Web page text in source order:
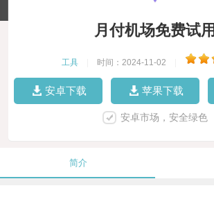
月付机场免费试用
工具 时间：2024-11-02
安卓下载 苹果下载
安卓市场，安全绿色
简介